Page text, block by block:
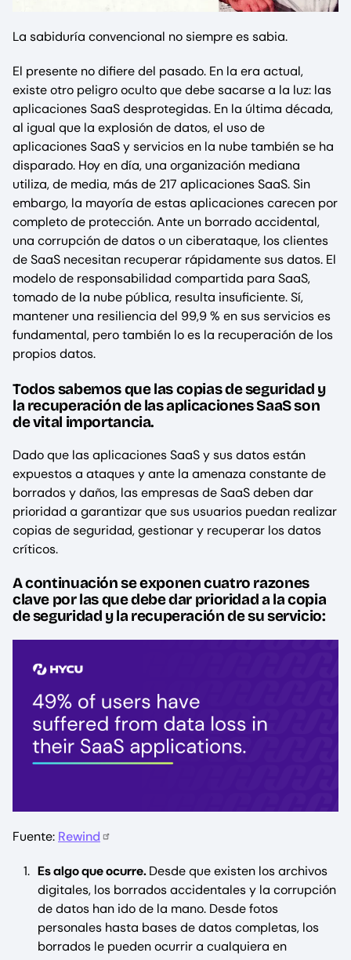
La sabiduría convencional no siempre es sabia.
El presente no difiere del pasado. En la era actual,
existe otro peligro oculto que debe sacarse a la luz: las
aplicaciones SaaS desprotegidas. En la última década,
al igual que la explosión de datos, el uso de
aplicaciones SaaS y servicios en la nube también se ha
disparado. Hoy en día, una organización mediana
utiliza, de media, más de 217 aplicaciones SaaS. Sin
embargo, la mayoría de estas aplicaciones carecen por
completo de protección. Ante un borrado accidental,
una corrupción de datos o un ciberataque, los clientes
de SaaS necesitan recuperar rápidamente sus datos. El
modelo de responsabilidad compartida para SaaS,
tomado de la nube pública, resulta insuficiente. Sí,
mantener una resiliencia del 99,9 % en sus servicios es
fundamental, pero también lo es la recuperación de los
propios datos.
Todos sabemos que las copias de seguridad y
la recuperación de las aplicaciones SaaS son
de vital importancia.
Dado que las aplicaciones SaaS y sus datos están
expuestos a ataques y ante la amenaza constante de
borrados y daños, las empresas de SaaS deben dar
prioridad a garantizar que sus usuarios puedan realizar
copias de seguridad, gestionar y recuperar los datos
críticos.
A continuación se exponen cuatro razones
clave por las que debe dar prioridad a la copia
de seguridad y la recuperación de su servicio:
Fuente: Rewind
Es algo que ocurre.Desde que existen los archivos
digitales, los borrados accidentales y la corrupción
de datos han ido de la mano. Desde fotos
personales hasta bases de datos completas, los
borrados le pueden ocurrir a cualquiera en